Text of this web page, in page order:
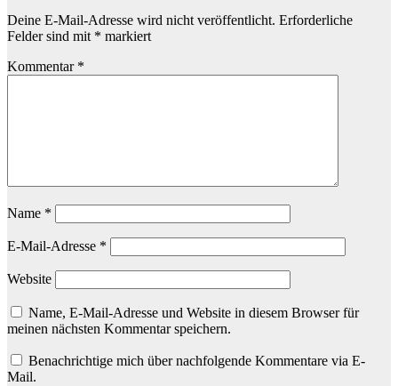
Deine E-Mail-Adresse wird nicht veröffentlicht. Erforderliche
Felder sind mit * markiert
Kommentar *
Name *
E-Mail-Adresse *
Website
Name, E-Mail-Adresse und Website in diesem Browser für
meinen nächsten Kommentar speichern.
Benachrichtige mich über nachfolgende Kommentare via E-
Mail.